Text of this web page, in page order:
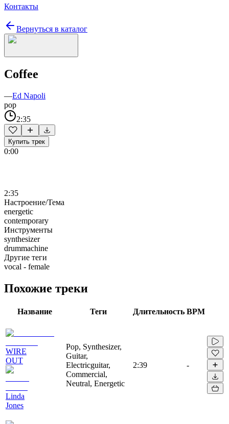
Контакты
Вернуться в каталог
Coffee
—Ed Napoli
pop
2:35
Купить трек
0:00
2:35
Настроение/Тема
energetic
contemporary
Инструменты
synthesizer
drummachine
Другие теги
vocal - female
Похожие треки
Название Теги Длительность BPM
WIRE
OUT
Linda
Jones
Pop, Synthesizer,
Guitar,
Electricguitar,
Commercial,
Neutral, Energetic
2:39 -